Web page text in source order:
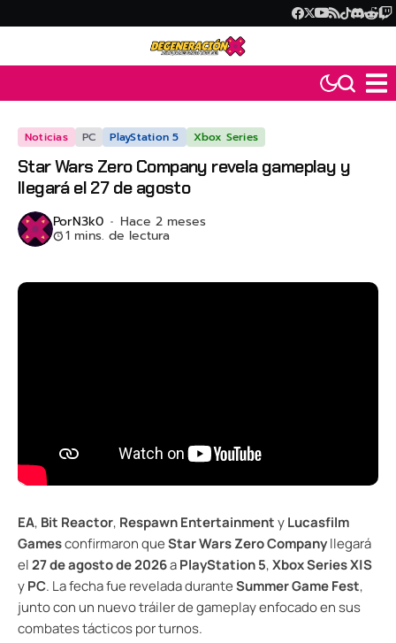
Noticias PC PlayStation 5 Xbox Series
Star Wars Zero Company revela gameplay y
llegará el 27 de agosto
PorN3k0 Hace 2 meses
1 mins. de lectura
EA, Bit Reactor, Respawn EntertainmentyLucasfilm
Gamesconfirmaron queStar Wars Zero Companyllegará
el27 de agosto de 2026aPlayStation 5,Xbox Series X|S
yPC. La fecha fue revelada duranteSummer Game Fest,
junto con un nuevo tráiler de gameplay enfocado en sus
combates tácticos por turnos.